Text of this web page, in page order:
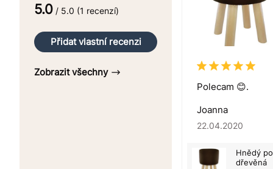
5.0 / 5.0 (1 recenzí)
Přidat vlastní recenzi
Zobrazit všechny
Polecam 😊.
Joanna
22.04.2020
Hnědý
dřevěná